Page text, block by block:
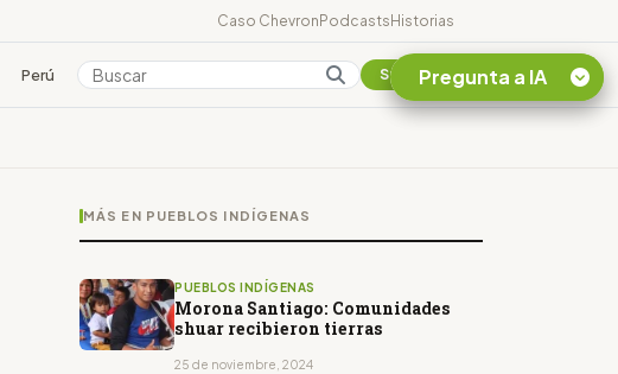
Caso ChevronPodcastsHistorias
Perú Colombia Suscribirse
MÁS EN PUEBLOS INDÍGENAS
PUEBLOS INDÍGENAS
Morona Santiago: Comunidades
shuar recibieron tierras
25 de noviembre, 2024
Pregunta a IA